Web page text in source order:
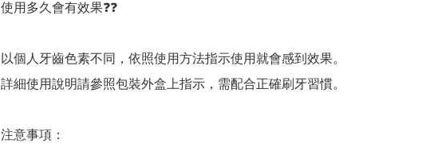
使用多久會有效果❓️❓️
以個人牙齒色素不同，依照使用方法指示使用就會感到效果。
詳細使用說明請參照包裝外盒上指示，需配合正確刷牙習慣。
注意事項：